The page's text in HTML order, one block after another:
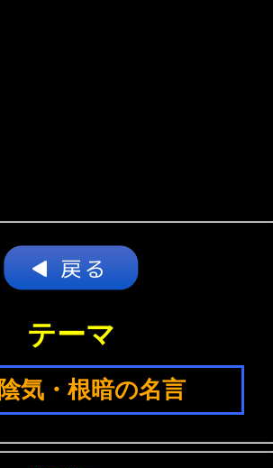
テーマ
陰気・根暗の名言